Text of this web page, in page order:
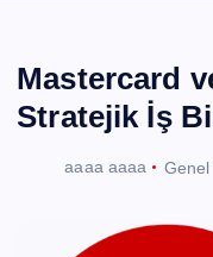
Mastercard
Stratejik İş
aaaa aaaa Genel